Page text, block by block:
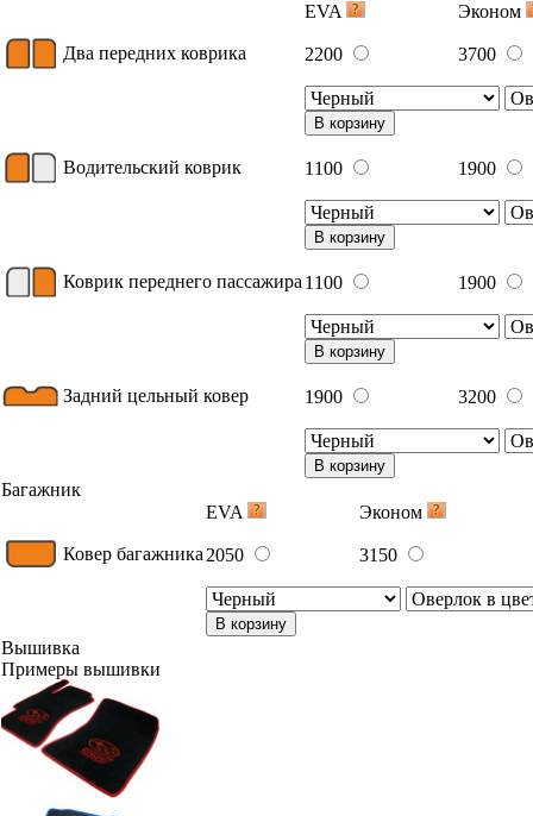
EVA
Эконом
Два передних коврика 2200 3700
В корзину
Водительский коврик 1100 1900
В корзину
Коврик переднего пассажира 1100 1900
В корзину
Задний цельный ковер 1900 3200
В корзину
Багажник
EVA
Эконом
Ковер багажника 2050 3150
В корзину
Вышивка
Примеры вышивки